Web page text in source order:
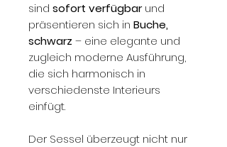
sind sofort verfügbarund
präsentieren sich in Buche,
schwarz – eine elegante und
zugleich moderne Ausführung,
die sich harmonisch in
verschiedenste Interieurs
einfügt.
Der Sessel überzeugt nicht nur